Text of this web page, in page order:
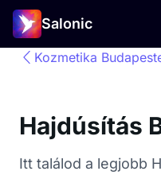
Salonic
Kozmetika
Hajdúsítás
Itt találod a legjobb